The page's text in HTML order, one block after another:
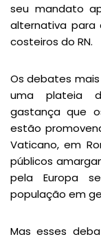
seu mandato
alternativa para
costeiros do RN.
Os debates
uma plateia
gastança que
estão
Vaticano, em
públicos
pela Europa
população em
Mas esses